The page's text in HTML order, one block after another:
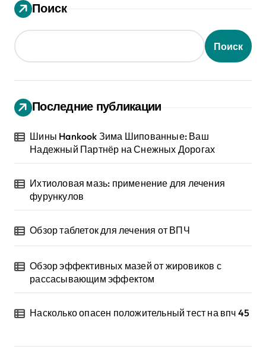
Поиск
Поиск
Последние публикации
Шины Hankook Зима Шипованные: Ваш
Надежный Партнёр на Снежных Дорогах
Ихтиоловая мазь: применение для лечения
фурункулов
Обзор таблеток для лечения от ВПЧ
Обзор эффективных мазей от жировиков с
рассасывающим эффектом
Насколько опасен положительный тест на впч 45